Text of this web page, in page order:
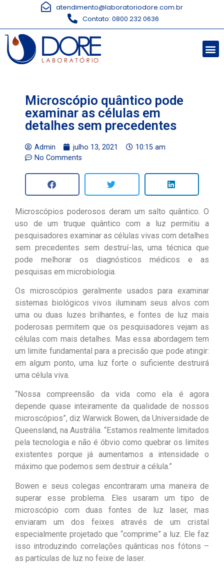
atendimento@laboratoriodore.com.br
Contato: 0800 232 0636
Microscópio quântico pode
examinar as células em
detalhes sem precedentes
Admin julho 13, 2021
10:15 am
No Comments
Microscópios poderosos deram um salto quântico. O
uso de um truque quântico com a luz permitiu a
pesquisadores examinar as células vivas com detalhes
sem precedentes sem destruí-las, uma técnica que
pode melhorar os diagnósticos médicos e as
pesquisas em microbiologia.
Os microscópios geralmente usados ​​para examinar
sistemas biológicos vivos iluminam seus alvos com
uma ou duas luzes brilhantes, e fontes de luz mais
poderosas permitem que os pesquisadores vejam as
células com mais detalhes. Mas essa abordagem tem
um limite fundamental para a precisão que pode atingir:
em algum ponto, uma luz forte o suficiente destruirá
uma célula viva.
“Nossa compreensão da vida como ela é agora
depende quase inteiramente da qualidade de nossos
microscópios”, diz Warwick Bowen, da Universidade de
Queensland, na Austrália. “Estamos realmente limitados
pela tecnologia e não é óbvio como quebrar os limites
existentes porque já aumentamos a intensidade o
máximo que podemos sem destruir a célula.”
Bowen e seus colegas encontraram uma maneira de
superar esse problema. Eles usaram um tipo de
microscópio com duas fontes de luz laser, mas
enviaram um dos feixes através de um cristal
especialmente projetado que “comprime” a luz. Ele faz
isso introduzindo correlações quânticas nos fótons –
as partículas de luz no feixe de laser.